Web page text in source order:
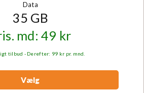
Data
35 GB
md: 49 kr
tilbud - Derefter: 99 kr pr. mnd.
Vælg